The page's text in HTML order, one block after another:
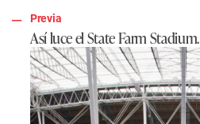
Previa
Así luce el State Farm Stadium.